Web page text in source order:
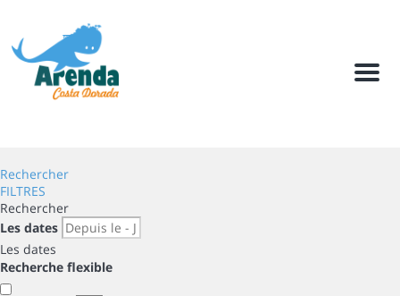
Menu
Rechercher
FILTRES
Rechercher
Les dates
Les dates
Recherche flexible